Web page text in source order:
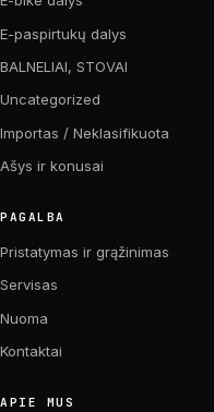
E-paspirtukų dalys
BALNELIAI, STOVAI
Uncategorized
Importas / Neklasifikuota
Ašys ir konusai
PAGALBA
Pristatymas ir grąžinimas
Servisas
Nuoma
Kontaktai
APIE MUS